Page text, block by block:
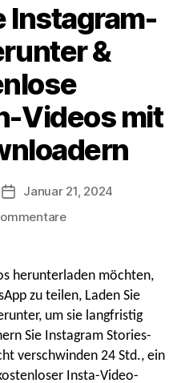
Instagram-
&
Videos mit
Nach
Datum
Januar 21, 2024
An
Sie
Instagram-
Reels
herunter
&
Kostenlose
Geschichten-
herunterladen möchten,
zu teilen, Laden Sie
um sie langfristig
Sie Instagram Stories-
verschwinden 24 Std., ein
Insta-Video-